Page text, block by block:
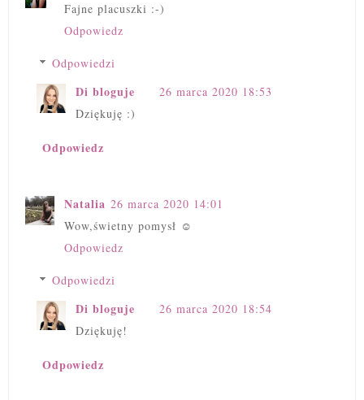
Fajne placuszki :-)
Odpowiedz
Odpowiedzi
Di bloguje
26 marca 2020 18:53
Dziękuję :)
Odpowiedz
Natalia 26 marca 2020 14:01
Wow,świetny pomysł ☺
Odpowiedz
Odpowiedzi
Di bloguje
26 marca 2020 18:54
Dziękuję!
Odpowiedz